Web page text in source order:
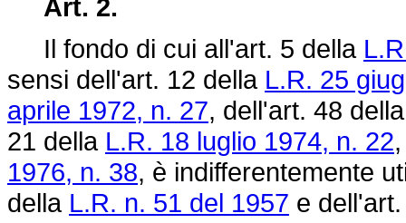
Art. 2.
Il fondo di cui all'art. 5 della
sensi dell'art. 12 della L.R. 25
aprile 1972, n. 27, dell'art. 48
21 della L.R. 18 luglio 1974, n. 22
1976, n. 38, è indifferentemente
della L.R. n. 51 del 1957 e